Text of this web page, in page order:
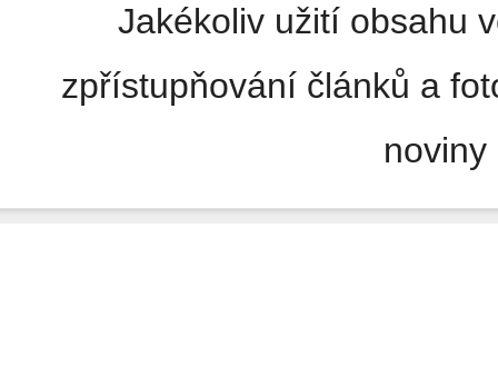
Jakékoliv užití obsahu
zpřístupňování článků a